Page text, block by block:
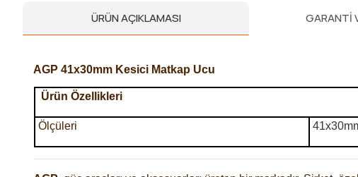
ÜRÜN AÇIKLAMASI GARANTI
AGP 41x30mm Kesici Matkap Ucu
Ürün Özellikleri
Ölçüleri